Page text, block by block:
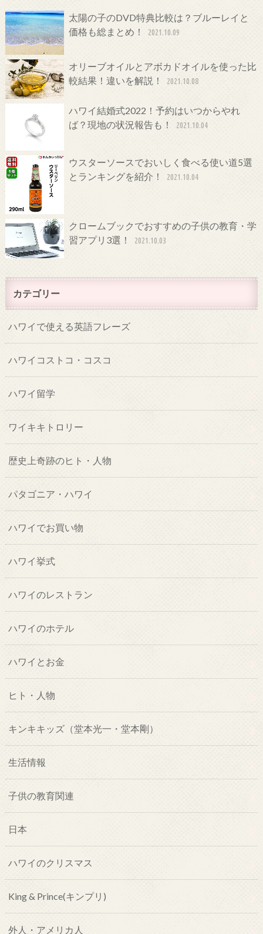
太陽の子のDVD特典比較は？ブルーレイと
価格も総まとめ！
2021.10.09
オリーブオイルとアボカドオイルを使った比
較結果！違いを解説！
2021.10.08
ハワイ結婚式2022！予約はいつからやれ
ば？現地の状況報告も！
2021.10.04
ウスターソースでおいしく食べる使い道5選
とランキングを紹介！
2021.10.04
クロームブックでおすすめの子供の教育・学
習アプリ3選！
2021.10.03
カテゴリー
ハワイで使える英語フレーズ
ハワイコストコ・コスコ
ハワイ留学
ワイキキトロリー
歴史上奇跡のヒト・人物
パタゴニア・ハワイ
ハワイでお買い物
ハワイ挙式
ハワイのレストラン
ハワイのホテル
ハワイとお金
ヒト・人物
キンキキッズ（堂本光一・堂本剛）
生活情報
子供の教育関連
日本
ハワイのクリスマス
King & Prince(キンプリ)
外人・アメリカ人